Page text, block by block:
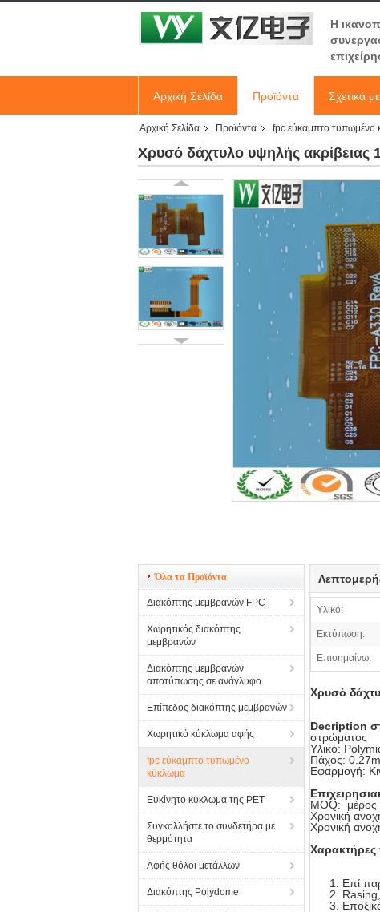
Η
Αρχική Σελίδα Προϊόντα Σχετικά
Αρχική Σελίδα Προϊόντα fpc εύκαμπτο τυπωμένο
Χρυσό δάχτυλο υψηλής
Όλα τα Προϊόντα
Διακόπτης μεμβρανών FPC
Χωρητικός διακόπτης
μεμβρανών
Διακόπτης μεμβρανών
αποτύπωσης σε ανάγλυφο
Επίπεδος διακόπτης μεμβρανών
Χωρητικό κύκλωμα αφής
fpc εύκαμπτο τυπωμένο
κύκλωμα
Ευκίνητο κύκλωμα της PET
Συγκολλήστε το συνδετήρα με
θερμότητα
Αφής θόλοι μετάλλων
Διακόπτης Polydome
Υλικό:
Εκτύπωση:
Επισημαίνω:
Χρυσό
Decription
στρώματος
Υλικό:
Πάχος:
Εφαρμογή:
MOQ: μέρος
Χρονική
Χρονική
Επί